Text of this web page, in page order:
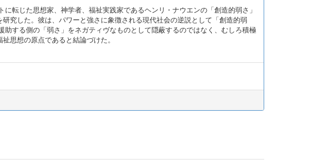
転じた思想家、神学者、福祉実践家であるヘンリ・ナウエンの「創造的弱さ」
究した。彼は、パワーと強さに象徴される現代社会の逆説として「創造的弱
する側の「弱さ」をネガティヴなものとして隠蔽するのではなく、むしろ積極
思想の原点であると結論づけた。